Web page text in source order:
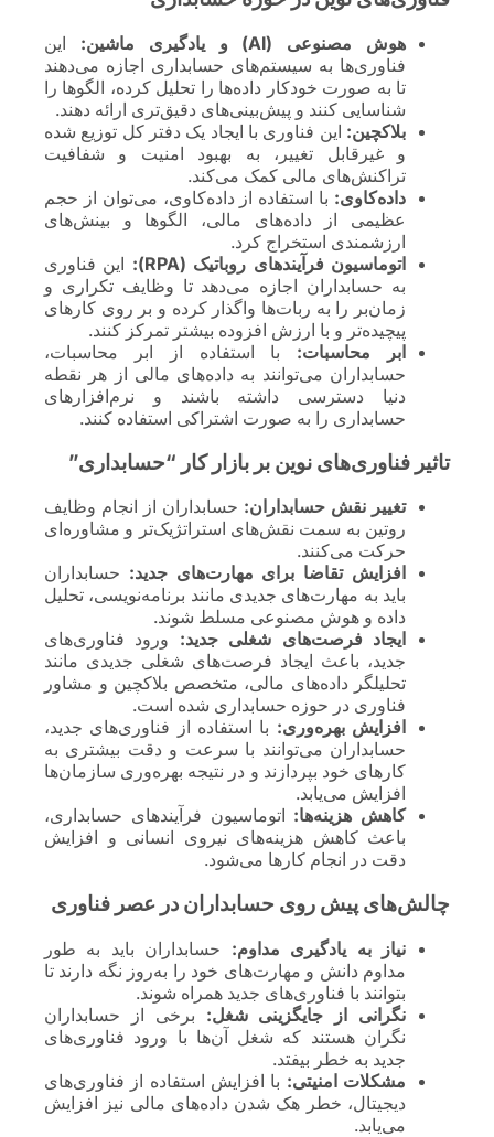
هوش مصنوعی (AI) و یادگیری ماشین:
این
فناوری‌ها به سیستم‌های حسابداری اجازه می‌دهند
تا به صورت خودکار داده‌ها را تحلیل کرده، الگوها را
شناسایی کنند و پیش‌بینی‌های دقیق‌تری ارائه دهند.
بلاکچین: این فناوری با ایجاد یک دفتر کل توزیع شده
و غیرقابل تغییر، به بهبود امنیت و شفافیت
تراکنش‌های مالی کمک می‌کند.
داده‌کاوی: با استفاده از داده‌کاوی، می‌توان از حجم
عظیمی از داده‌های مالی، الگوها و بینش‌های
ارزشمندی استخراج کرد.
اتوماسیون فرآیندهای روباتیک (RPA):
این فناوری
به حسابداران اجازه می‌دهد تا وظایف تکراری و
زمان‌بر را به ربات‌ها واگذار کرده و بر روی کارهای
پیچیده‌تر و با ارزش افزوده بیشتر تمرکز کنند.
ابر محاسبات: با استفاده از ابر محاسبات،
حسابداران می‌توانند به داده‌های مالی از هر نقطه
دنیا دسترسی داشته باشند و نرم‌افزارهای
حسابداری را به صورت اشتراکی استفاده کنند.
تاثیر فناوری‌های نوین بر بازار کار “حسابداری”
تغییر نقش حسابداران: حسابداران از انجام وظایف
روتین به سمت نقش‌های استراتژیک‌تر و مشاوره‌ای
حرکت می‌کنند.
افزایش تقاضا برای مهارت‌های جدید: حسابداران
باید به مهارت‌های جدیدی مانند برنامه‌نویسی، تحلیل
داده و هوش مصنوعی مسلط شوند.
ایجاد فرصت‌های شغلی جدید: ورود فناوری‌های
جدید، باعث ایجاد فرصت‌های شغلی جدیدی مانند
تحلیلگر داده‌های مالی، متخصص بلاکچین و مشاور
فناوری در حوزه حسابداری شده است.
افزایش بهره‌وری: با استفاده از فناوری‌های جدید،
حسابداران می‌توانند با سرعت و دقت بیشتری به
کارهای خود بپردازند و در نتیجه بهره‌وری سازمان‌ها
افزایش می‌یابد.
کاهش هزینه‌ها: اتوماسیون فرآیندهای حسابداری،
باعث کاهش هزینه‌های نیروی انسانی و افزایش
دقت در انجام کارها می‌شود.
چالش‌های پیش روی حسابداران در عصر فناوری
نیاز به یادگیری مداوم: حسابداران باید به طور
مداوم دانش و مهارت‌های خود را به‌روز نگه دارند تا
بتوانند با فناوری‌های جدید همراه شوند.
نگرانی از جایگزینی شغل: برخی از حسابداران
نگران هستند که شغل آن‌ها با ورود فناوری‌های
جدید به خطر بیفتد.
مشکلات امنیتی: با افزایش استفاده از فناوری‌های
دیجیتال، خطر هک شدن داده‌های مالی نیز افزایش
می‌یابد.